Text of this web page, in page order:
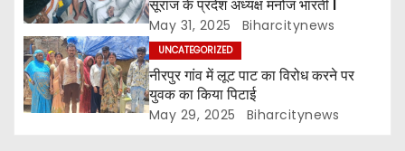
g
a
t
i
सूराज के प्रदेश अध्यक्ष मनोज भारती l
May 31, 2025 Biharcitynews
UNCATEGORIZED
नीरपुर गांव में लूट पाट का विरोध करने पर
युवक का किया पिटाई
May 29, 2025 Biharcitynews